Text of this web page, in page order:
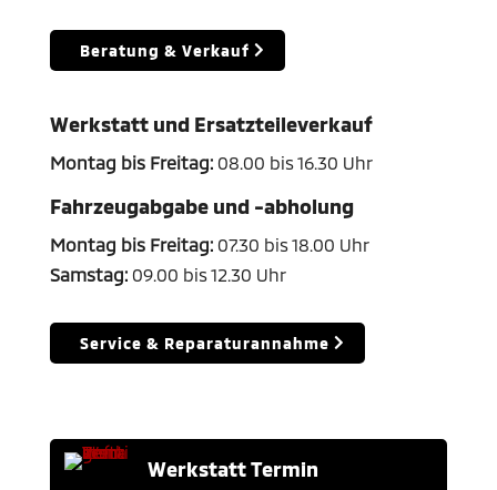
Beratung & Verkauf
Werkstatt und Ersatzteileverkauf
Montag bis Freitag:08.00 bis 16.30 Uhr
Fahrzeugabgabe und -abholung
Montag bis Freitag:07.30 bis 18.00 Uhr
Samstag:09.00 bis 12.30 Uhr
Service & Reparaturannahme
Werkstatt Termin